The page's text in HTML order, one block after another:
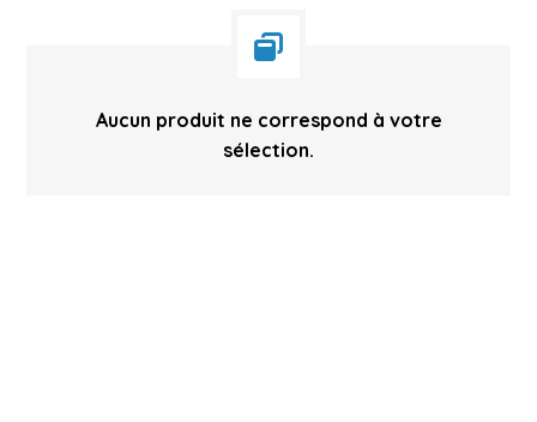
Aucun produit ne correspond à votre
sélection.